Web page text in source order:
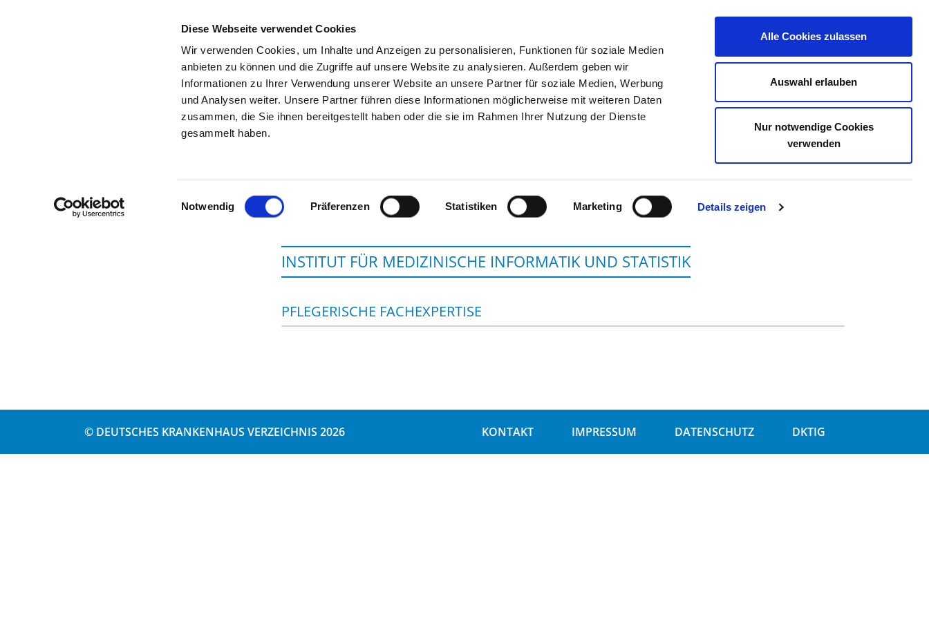
Diese Webseite verwendet Cookies
Wir verwenden Cookies, um Inhalte und Anzeigen zu personalisieren, Funktionen für soziale Medien
anbieten zu können und die Zugriffe auf unsere Website zu analysieren. Außerdem geben wir
Informationen zu Ihrer Verwendung unserer Website an unsere Partner für soziale Medien, Werbung
und Analysen weiter. Unsere Partner führen diese Informationen möglicherweise mit weiteren Daten
zusammen, die Sie ihnen bereitgestellt haben oder die sie im Rahmen Ihrer Nutzung der Dienste
gesammelt haben.
Einwilligungsauswahl
Notwendig Präferenzen Statistiken Marketing Details zeigen
Alle Cookies zulassen
Auswahl erlauben
Nur notwendige Cookies
verwenden
SUCHEN TIPPS & HILFE DAS DKV STELLENBÖRSE KONTAKT IHRE MEINUNG
Startseite der Fachabteilung
UNIVERSITÄTSKLINIKUM SCHLESWIG-HOLSTEIN, CAMPUS KIEL
INSTITUT FÜR MEDIZINISCHE INFORMATIK UND STATISTIK
PFLEGERISCHE FACHEXPERTISE
© DEUTSCHES KRANKENHAUS VERZEICHNIS 2026 KONTAKT IMPRESSUM DATENSCHUTZ DKTIG